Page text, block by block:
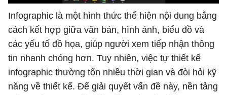
Infographic là một hình thức thể hiện nội dung bằng
cách kết hợp giữa văn bản, hình ảnh, biểu đồ và
các yếu tố đồ họa, giúp người xem tiếp nhận thông
tin nhanh chóng hơn. Tuy nhiên, việc tự thiết kế
infographic thường tốn nhiều thời gian và đòi hỏi kỹ
năng về thiết kế. Để giải quyết vấn đề này, nền tảng